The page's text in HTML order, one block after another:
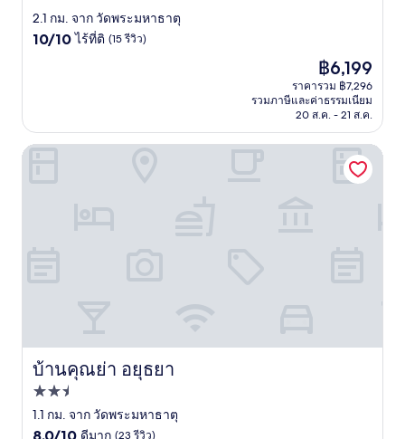
4.0
ดาว
2.1 กม. จาก วัดพระมหาธาตุ
10.0
(15
รีวิว)
10/10 ไร้ที่ติ (15 รีวิว)
ราคา
ปัจจุบัน
คือ
฿6,199
฿6,199
ราคารวม ฿7,296
รวมภาษีและค่าธรรมเนียม
20 ส.ค. - 21 ส.ค.
บ้านคุณย่า อยุธยา
บ้านคุณย่า อยุธยา
ที่พัก
2.5
1.1 กม. จาก วัดพระมหาธาตุ
8.0
8.0/10 ดีมาก (23 รีวิว)
บ้านคุณย่า อยุธยา